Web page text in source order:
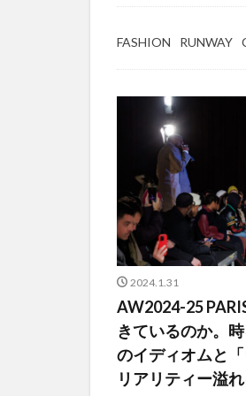
FASHION RUNWAY
2024.1.31
AW2024-25
きているのか。
のイディオムと
リアリティー溢